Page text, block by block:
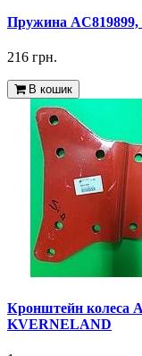
Пружина
216 грн.
В кошик
Кронштейн колеса
KVERNELAND